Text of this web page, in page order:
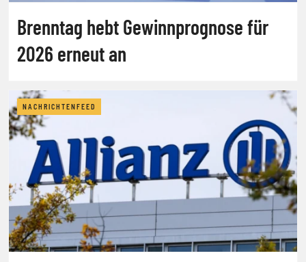
Brenntag hebt Gewinnprognose für
2026 erneut an
NACHRICHTENFEED